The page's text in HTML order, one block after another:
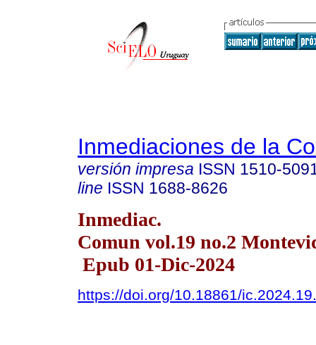
Inmediaciones de la
versión impresa ISSN 1510-
line ISSN 1688-8626
Inmediac.
Comun vol.19 no.2
Epub 01-Dic-2024
https://doi.org/10.18861/